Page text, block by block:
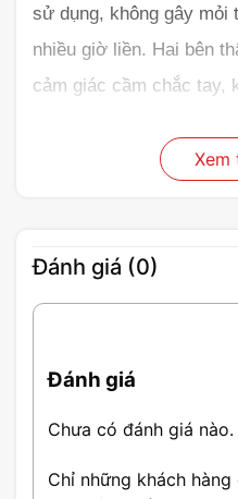
sử dụng, không gây mỏi
nhiều giờ liền. Hai bên
cảm giác cầm chắc tay,
Kích thước nhỏ gọn vừa
Xem
Đánh giá (0)
Đánh giá
Chưa có đánh giá nào.
Chỉ những khách